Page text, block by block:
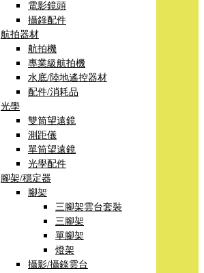
電影鏡頭
攝錄配件
航拍器材
航拍機
專業級航拍機
水底/陸地遙控器材
配件/消耗品
光學
雙筒望遠鏡
測距儀
單筒望遠鏡
光學配件
腳架/穩定器
腳架
三腳架雲台套裝
三腳架
單腳架
燈架
攝影/攝錄雲台